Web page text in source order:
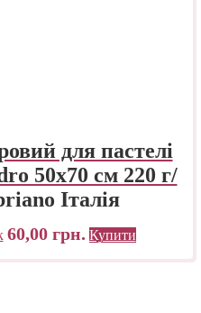
для пастелі
50х70 см 220 г/
Італія
60,00 грн. Купити